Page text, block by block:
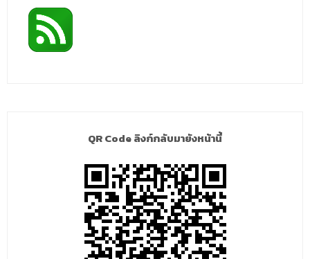
QR Code ลิงก์กลับมายังหน้านี้